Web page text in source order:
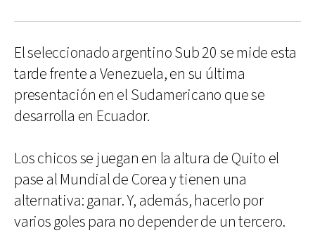
El seleccionado argentino Sub 20 se mide esta
tarde frente a Venezuela, en su última
presentación en el Sudamericano que se
desarrolla en Ecuador.
Los chicos se juegan en la altura de Quito el
pase al Mundial de Corea y tienen una
alternativa: ganar. Y, además, hacerlo por
varios goles para no depender de un tercero.